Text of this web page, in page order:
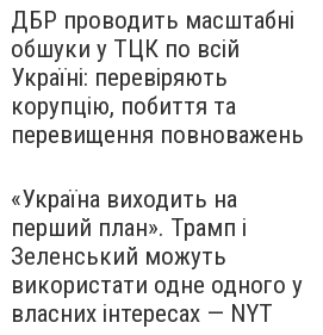
ДБР проводить масштабні
обшуки у ТЦК по всій
Україні: перевіряють
корупцію, побиття та
перевищення повноважень
«Україна виходить на
перший план». Трамп і
Зеленський можуть
використати одне одного у
власних інтересах — NYT